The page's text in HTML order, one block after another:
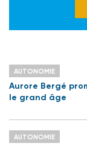
AUTONOMIE
Aurore Bergé
le grand âge
AUTONOMIE